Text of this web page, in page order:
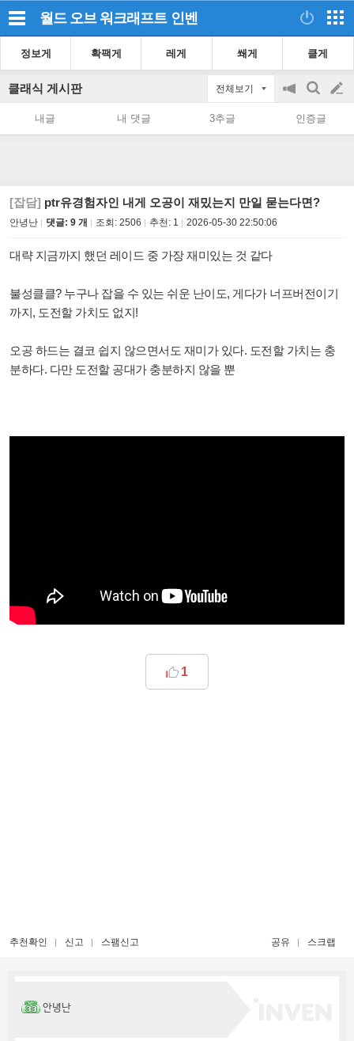
월드 오브 워크래프트 인벤
정보게 확팩게 레게 쐐게 클게
클래식 게시판 전체보기
공
on/off
검
색
글
쓰
내글 내 댓글 3추글 인증글
[잡담] ptr유경험자인 내게 오공이 재밌는지 만일 묻는다면?
안녕난 댓글: 9 개 조회: 2506 추천: 1 2026-05-30 22:50:06
대략 지금까지 했던 레이드 중 가장 재미있는 것 같다
불성클클? 누구나 잡을 수 있는 쉬운 난이도, 게다가 너프버전이기
까지, 도전할 가치도 없지!
오공 하드는 결코 쉽지 않으면서도 재미가 있다. 도전할 가치는 충
분하다. 다만 도전할 공대가 충분하지 않을 뿐
1
추천확인 신고 스팸신고 공유 스크랩
안녕난